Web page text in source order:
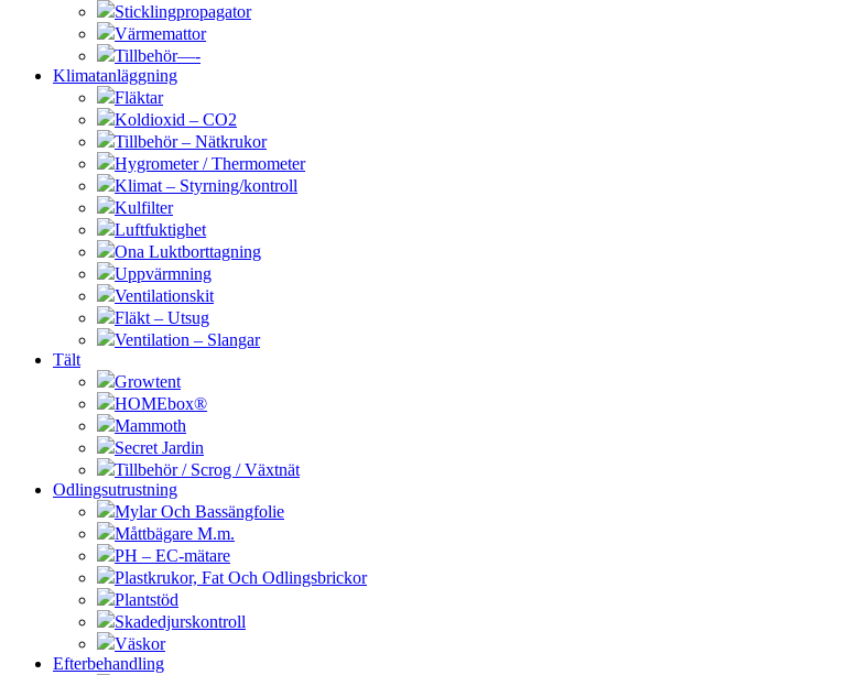
Sticklingpropagator
Värmemattor
Tillbehör—-
Klimatanläggning
Fläktar
Koldioxid – CO2
Tillbehör – Nätkrukor
Hygrometer / Thermometer
Klimat – Styrning/kontroll
Kulfilter
Luftfuktighet
Ona Luktborttagning
Uppvärmning
Ventilationskit
Fläkt – Utsug
Ventilation – Slangar
Tält
Growtent
HOMEbox®
Mammoth
Secret Jardin
Tillbehör / Scrog / Växtnät
Odlingsutrustning
Mylar Och Bassängfolie
Måttbägare M.m.
PH – EC-mätare
Plastkrukor, Fat Och Odlingsbrickor
Plantstöd
Skadedjurskontroll
Väskor
Efterbehandling